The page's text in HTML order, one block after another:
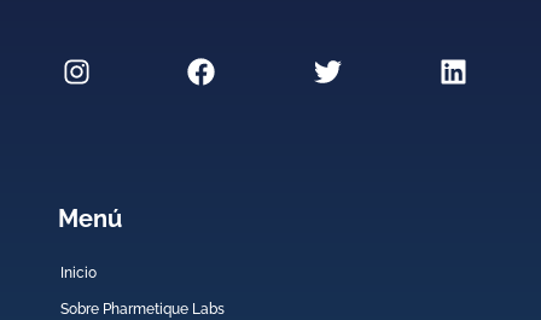
Menú
Inicio
Sobre Pharmetique Labs